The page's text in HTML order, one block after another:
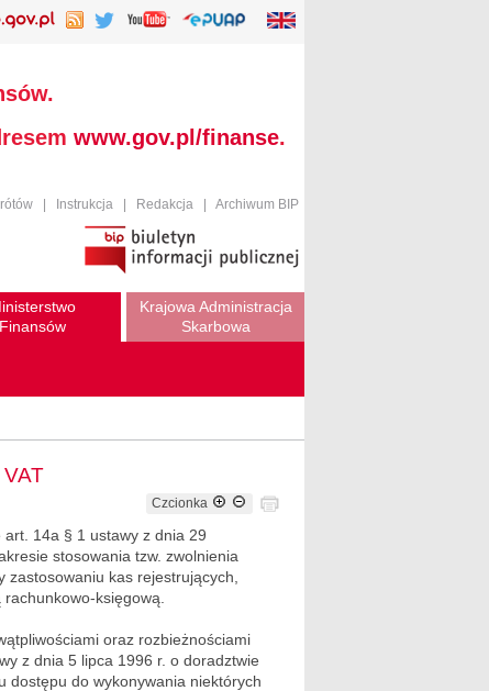
www.gov.pl/finanse.
Instrukcja Redakcja Archiwum BIP
Finansów
Krajowa Administracja
Skarbowa
Czcionka
14a § 1 ustawy z dnia 29
stosowania tzw. zwolnienia
kas rejestrujących,
księgową.
oraz rozbieżnościami
z dnia 5 lipca 1996 r. o doradztwie
dostępu do wykonywania niektórych